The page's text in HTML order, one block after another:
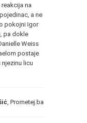
na
a ne
pokojni Igor
pa dokle
Weiss
postaje
licu
, Prometej.ba